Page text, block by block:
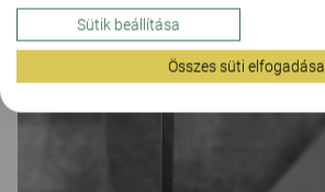
Sütik beállítása
Összes süti elfogadása